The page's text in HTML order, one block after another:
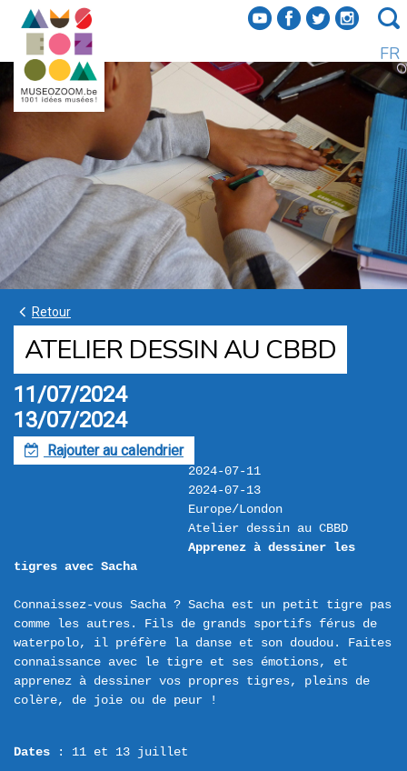
f a b e
FR
k Retour
ATELIER DESSIN AU CBBD
11/07/2024
13/07/2024
F Rajouter au calendrier
2024-07-11
2024-07-13
Europe/London
Atelier dessin au CBBD
Apprenez à dessiner les
tigres avec Sacha
Connaissez-vous Sacha ? Sacha est un petit tigre pas
comme les autres. Fils de grands sportifs férus de
waterpolo, il préfère la danse et son doudou. Faites
connaissance avec le tigre et ses émotions, et
apprenez à dessiner vos propres tigres, pleins de
Dates : 11 et 13 juillet